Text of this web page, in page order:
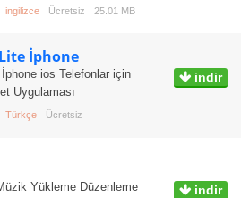
ingilizce Ücretsiz 25.01 MB
İphone
indir
ios Telefonlar için
Uygulaması
Türkçe Ücretsiz
indir
Yükleme Düzenleme